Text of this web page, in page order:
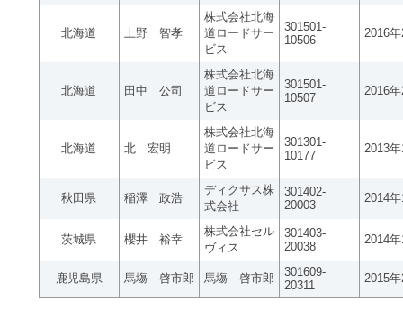
北海道 上野 智孝
株式会社北海
道ロードサー
ビス
301501-
10506
2016
北海道 田中 公司
株式会社北海
道ロードサー
ビス
301501-
10507
2016
北海道 北 宏明
株式会社北海
道ロードサー
ビス
301301-
10177
2013
秋田県 稲澤 政浩
ディクサス株
式会社
301402-
20003
2014
茨城県 櫻井 裕幸
株式会社セル
ヴィス
301403-
20038
2014
鹿児島県 馬塲 啓市郎 馬塲 啓市郎
301609-
20311
2015